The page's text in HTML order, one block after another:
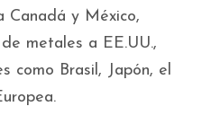
Canadá y México,
metales a EE.UU.,
como Brasil, Japón, el